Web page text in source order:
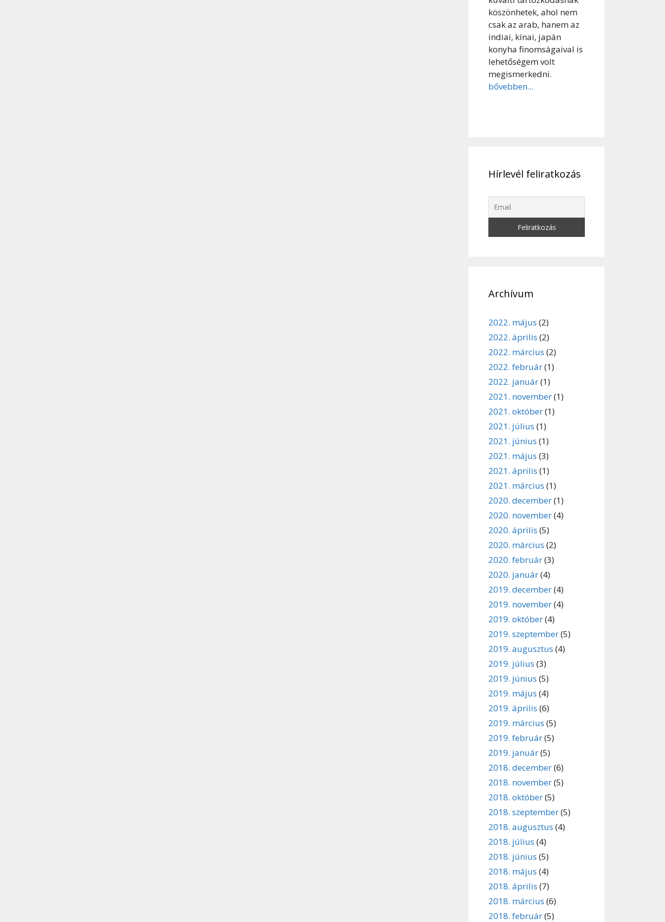
köszönhetek, ahol nem
csak az arab, hanem az
indiai, kínai, japán
konyha finomságaival is
lehetőségem volt
megismerkedni.
bővebben...
Hírlevél feliratkozás
Archívum
2022. május (2)
2022. április (2)
2022. március (2)
2022. február(1)
2022. január(1)
2021. november(1)
2021. október(1)
2021. július (1)
2021. június (1)
2021. május (3)
2021. április (1)
2021. március (1)
2020. december(1)
2020. november(4)
2020. április (5)
2020. március (2)
2020. február(3)
2020. január(4)
2019. december(4)
2019. november(4)
2019. október(4)
2019. szeptember(5)
2019. augusztus (4)
2019. július (3)
2019. június (5)
2019. május (4)
2019. április (6)
2019. március (5)
2019. február(5)
2019. január(5)
2018. december(6)
2018. november(5)
2018. október(5)
2018. szeptember(5)
2018. augusztus (4)
2018. július (4)
2018. június (5)
2018. május (4)
2018. április (7)
2018. március (6)
2018. február(5)